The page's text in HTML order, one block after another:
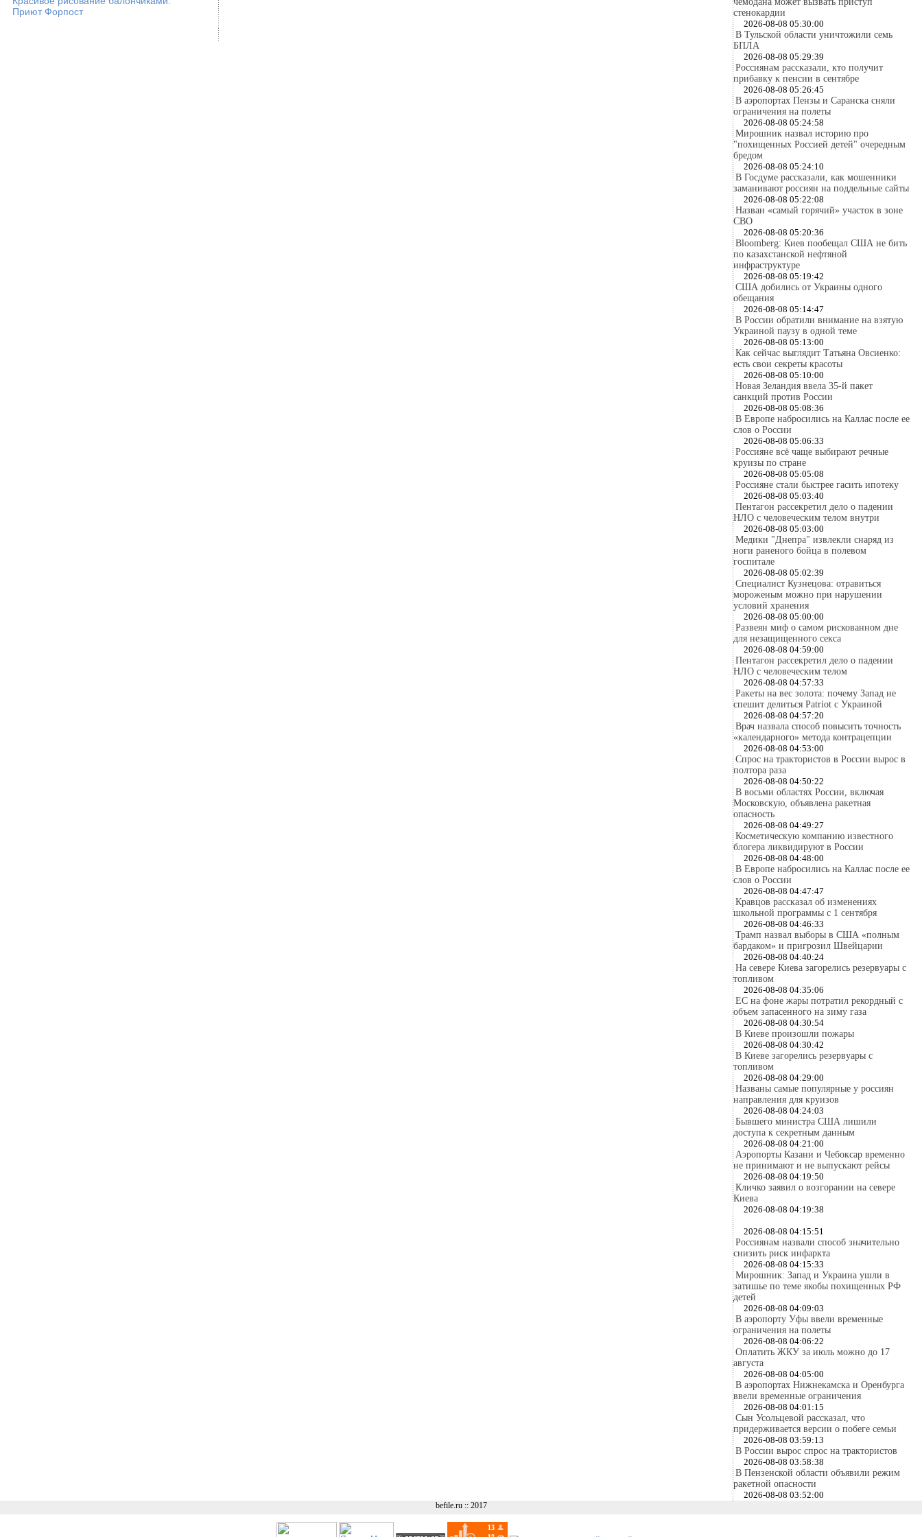
Приют Форпост
стенокардии
2026-08-08 05:30:00
В Тульской области уничтожили семь
БПЛА
2026-08-08 05:29:39
Россиянам рассказали, кто получит
прибавку к пенсии в сентябре
2026-08-08 05:26:45
В аэропортах Пензы и Саранска сняли
ограничения на полеты
2026-08-08 05:24:58
Мирошник назвал историю про
"похищенных Россией детей" очередным
бредом
2026-08-08 05:24:10
В Госдуме рассказали, как мошенники
заманивают россиян на поддельные сайты
2026-08-08 05:22:08
Назван «самый горячий» участок в зоне
СВО
2026-08-08 05:20:36
Bloomberg: Киев пообещал США не бить
по казахстанской нефтяной
инфраструктуре
2026-08-08 05:19:42
США добились от Украины одного
обещания
2026-08-08 05:14:47
В России обратили внимание на взятую
Украиной паузу в одной теме
2026-08-08 05:13:00
Как сейчас выглядит Татьяна Овсиенко:
есть свои секреты красоты
2026-08-08 05:10:00
Новая Зеландия ввела 35-й пакет
санкций против России
2026-08-08 05:08:36
В Европе набросились на Каллас после ее
слов о России
2026-08-08 05:06:33
Россияне всё чаще выбирают речные
круизы по стране
2026-08-08 05:05:08
Россияне стали быстрее гасить ипотеку
2026-08-08 05:03:40
Пентагон рассекретил дело о падении
НЛО с человеческим телом внутри
2026-08-08 05:03:00
Медики "Днепра" извлекли снаряд из
ноги раненого бойца в полевом
госпитале
2026-08-08 05:02:39
Специалист Кузнецова: отравиться
мороженым можно при нарушении
условий хранения
2026-08-08 05:00:00
Развеян миф о самом рискованном дне
для незащищенного секса
2026-08-08 04:59:00
Пентагон рассекретил дело о падении
НЛО с человеческим телом
2026-08-08 04:57:33
Ракеты на вес золота: почему Запад не
спешит делиться Patriot с Украиной
2026-08-08 04:57:20
Врач назвала способ повысить точность
«календарного» метода контрацепции
2026-08-08 04:53:00
Спрос на трактористов в России вырос в
полтора раза
2026-08-08 04:50:22
В восьми областях России, включая
Московскую, объявлена ракетная
опасность
2026-08-08 04:49:27
Косметическую компанию известного
блогера ликвидируют в России
2026-08-08 04:48:00
В Европе набросились на Каллас после ее
слов о России
2026-08-08 04:47:47
Кравцов рассказал об изменениях
школьной программы с 1 сентября
2026-08-08 04:46:33
Трамп назвал выборы в США «полным
бардаком» и пригрозил Швейцарии
2026-08-08 04:40:24
На севере Киева загорелись резервуары с
топливом
2026-08-08 04:35:06
ЕС на фоне жары потратил рекордный с
объем запасенного на зиму газа
2026-08-08 04:30:54
В Киеве произошли пожары
2026-08-08 04:30:42
В Киеве загорелись резервуары с
топливом
2026-08-08 04:29:00
Названы самые популярные у россиян
направления для круизов
2026-08-08 04:24:03
Бывшего министра США лишили
доступа к секретным данным
2026-08-08 04:21:00
Аэропорты Казани и Чебоксар временно
не принимают и не выпускают рейсы
2026-08-08 04:19:50
Кличко заявил о возгорании на севере
Киева
2026-08-08 04:19:38
2026-08-08 04:15:51
Россиянам назвали способ значительно
снизить риск инфаркта
2026-08-08 04:15:33
Мирошник: Запад и Украина ушли в
затишье по теме якобы похищенных РФ
детей
2026-08-08 04:09:03
В аэропорту Уфы ввели временные
ограничения на полеты
2026-08-08 04:06:22
Оплатить ЖКУ за июль можно до 17
августа
2026-08-08 04:05:00
В аэропортах Нижнекамска и Оренбурга
ввели временные ограничения
2026-08-08 04:01:15
Сын Усольцевой рассказал, что
придерживается версии о побеге семьи
2026-08-08 03:59:13
В России вырос спрос на трактористов
2026-08-08 03:58:38
В Пензенской области объявили режим
ракетной опасности
2026-08-08 03:52:00
befile.ru :: 2017